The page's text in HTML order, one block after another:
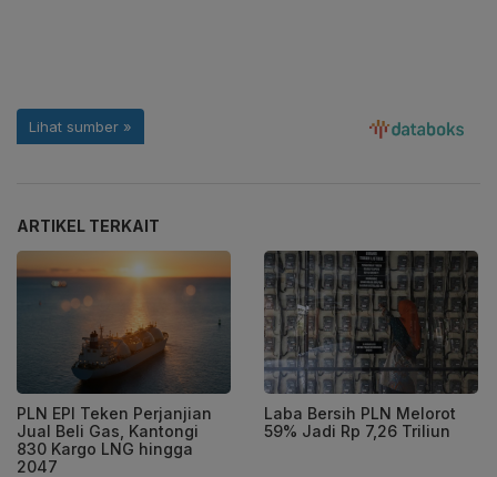
ARTIKEL TERKAIT
PLN EPI Teken Perjanjian
Jual Beli Gas, Kantongi
830 Kargo LNG hingga
2047
Laba Bersih PLN Melorot
59% Jadi Rp 7,26 Triliun